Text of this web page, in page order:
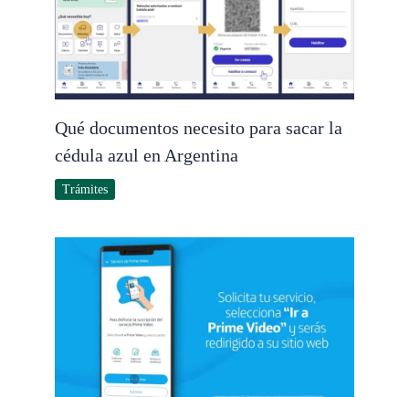
Qué documentos necesito para sacar la
cédula azul en Argentina
Trámites